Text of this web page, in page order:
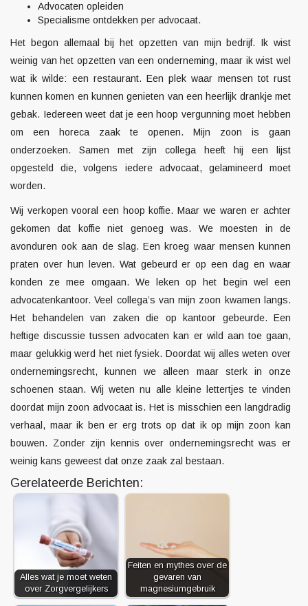
Advocaten opleiden
Specialisme ontdekken per advocaat.
Het begon allemaal bij het opzetten van mijn bedrijf. Ik wist
weinig van het opzetten van een onderneming, maar ik wist wel
wat ik wilde: een restaurant. Een plek waar mensen tot rust
kunnen komen en kunnen genieten van een heerlijk drankje met
gebak. Iedereen weet dat je een hoop vergunning moet hebben
om een horeca zaak te openen. Mijn zoon is gaan
onderzoeken. Samen met zijn collega heeft hij een lijst
opgesteld die, volgens iedere advocaat, gelamineerd moet
worden.
Wij verkopen vooral een hoop koffie. Maar we waren er achter
gekomen dat koffie niet genoeg was. We moesten in de
avonduren ook aan de slag. Een kroeg waar mensen kunnen
praten over hun leven. Wat gebeurd er op een dag en waar
konden ze mee omgaan. We leken op het begin wel een
advocatenkantoor. Veel collega’s van mijn zoon kwamen langs.
Het behandelen van zaken die op kantoor gebeurde. Een
heftige discussie tussen advocaten kan er wild aan toe gaan,
maar gelukkig werd het niet fysiek. Doordat wij alles weten over
ondernemingsrecht, kunnen we alleen maar sterk in onze
schoenen staan. Wij weten nu alle kleine lettertjes te vinden
doordat mijn zoon advocaat is. Het is misschien een langdradig
verhaal, maar ik ben er erg trots op dat ik op mijn zoon kan
bouwen. Zonder zijn kennis over ondernemingsrecht was er
weinig kans geweest dat onze zaak zal bestaan.
Gerelateerde Berichten:
Alles wat je moet weten
over Zorgvergelijkers
Feiten en mythes over de
gevaren van
magnesiumgebruik